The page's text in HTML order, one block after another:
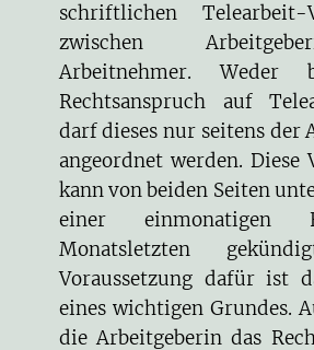
schriftlichen Telearbeit-
zwischen
Arbeitnehmer. Weder
Rechtsanspruch auf
darf dieses nur seitens der
angeordnet werden. Diese
kann von beiden Seiten
einer einmonatigen
Monatsletzten
Voraussetzung dafür ist
eines wichtigen Grundes.
die Arbeitgeberin das